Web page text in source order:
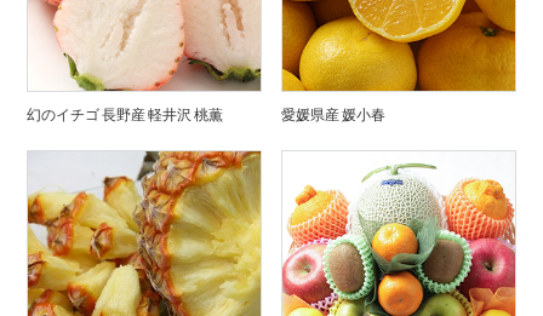
幻のイチゴ 長野産 軽井沢 桃薫 愛媛県産 媛小春